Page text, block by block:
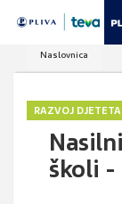
Naslovnica
RAZVOJ DJETETA
školi